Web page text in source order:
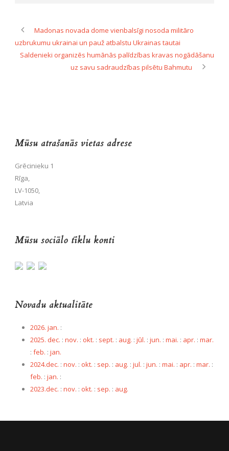
Madonas novada dome vienbalsīgi nosoda militāro
uzbrukumu ukrainai un pauž atbalstu Ukrainas tautai
Saldenieki organizēs humānās palīdzības kravas nogādāšanu
uz savu sadraudzības pilsētu Bahmutu
Mūsu atrašanās vietas adrese
Grēcinieku 1
Rīga,
LV-1050,
Latvia
Mūsu sociālo tīklu konti
Novadu aktualitāte
2026. jan. :
2025. dec. : nov. : okt. : sept. : aug. : jūl. : jun. : mai. : apr. : mar.
: feb. : jan.
2024.dec. : nov. : okt. : sep. : aug. : jul. : jun. : mai. : apr. : mar. :
feb. : jan. :
2023.dec. : nov. : okt. : sep. : aug.